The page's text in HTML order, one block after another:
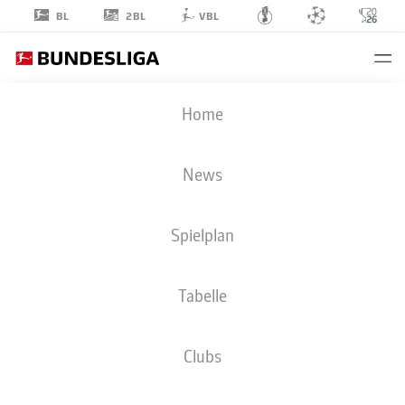
BL 2BL VBL
Home
News
Spielplan
Tabelle
Clubs